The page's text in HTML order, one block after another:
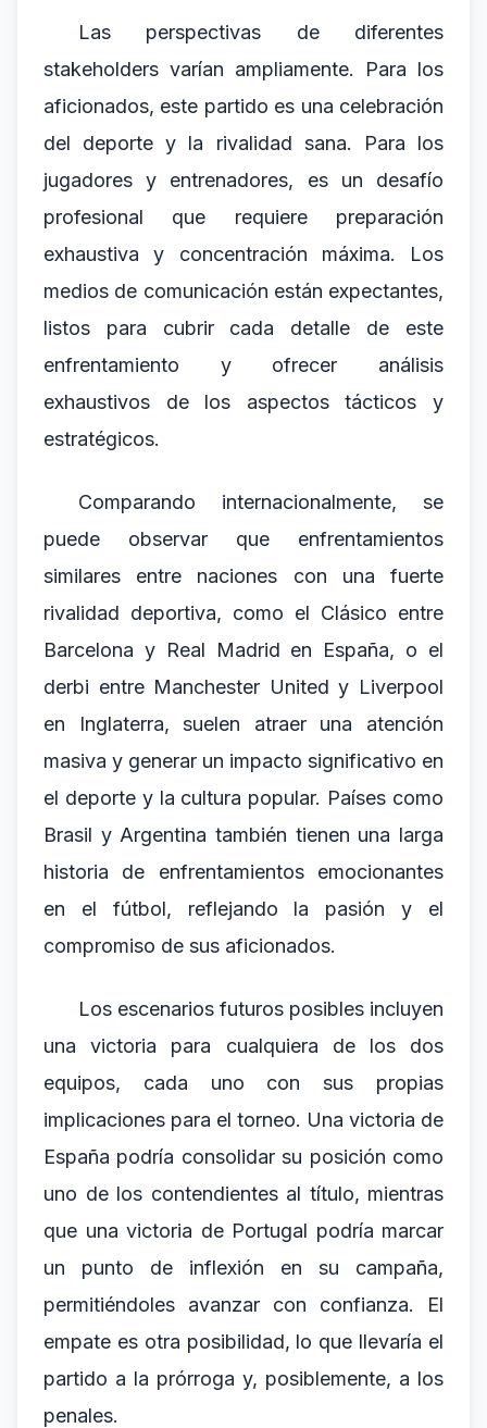
Las perspectivas de diferentes
stakeholders varían ampliamente. Para los
aficionados, este partido es una celebración
del deporte y la rivalidad sana. Para los
jugadores y entrenadores, es un desafío
profesional que requiere preparación
exhaustiva y concentración máxima. Los
medios de comunicación están expectantes,
listos para cubrir cada detalle de este
enfrentamiento y ofrecer análisis
exhaustivos de los aspectos tácticos y
estratégicos.
Comparando internacionalmente, se
puede observar que enfrentamientos
similares entre naciones con una fuerte
rivalidad deportiva, como el Clásico entre
Barcelona y Real Madrid en España, o el
derbi entre Manchester United y Liverpool
en Inglaterra, suelen atraer una atención
masiva y generar un impacto significativo en
el deporte y la cultura popular. Países como
Brasil y Argentina también tienen una larga
historia de enfrentamientos emocionantes
en el fútbol, reflejando la pasión y el
compromiso de sus aficionados.
Los escenarios futuros posibles incluyen
una victoria para cualquiera de los dos
equipos, cada uno con sus propias
implicaciones para el torneo. Una victoria de
España podría consolidar su posición como
uno de los contendientes al título, mientras
que una victoria de Portugal podría marcar
un punto de inflexión en su campaña,
permitiéndoles avanzar con confianza. El
empate es otra posibilidad, lo que llevaría el
partido a la prórroga y, posiblemente, a los
penales.